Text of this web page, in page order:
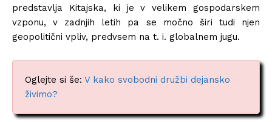
predstavlja Kitajska, ki je v velikem gospodarskem
vzponu, v zadnjih letih pa se močno širi tudi njen
geopolitični vpliv, predvsem na t. i. globalnem jugu.
Oglejte si še: V kako svobodni družbi dejansko
živimo?